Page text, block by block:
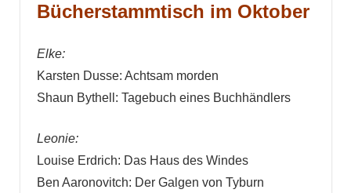
Bücherstammtisch im Oktober
Elke:
Karsten Dusse: Achtsam morden
Shaun Bythell: Tagebuch eines Buchhändlers
Leonie:
Louise Erdrich: Das Haus des Windes
Ben Aaronovitch: Der Galgen von Tyburn